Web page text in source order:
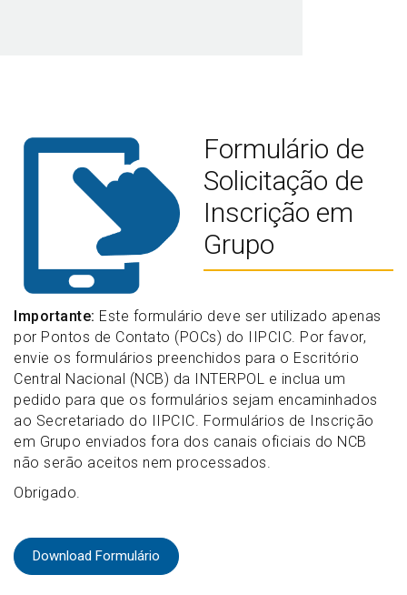
Formulário de
Solicitação de
Inscrição em
Grupo
Importante: Este formulário deve ser utilizado apenas
por Pontos de Contato (POCs) do IIPCIC. Por favor,
envie os formulários preenchidos para o Escritório
Central Nacional (NCB) da INTERPOL e inclua um
pedido para que os formulários sejam encaminhados
ao Secretariado do IIPCIC. Formulários de Inscrição
em Grupo enviados fora dos canais oficiais do NCB
não serão aceitos nem processados.
Obrigado.
Download Formulário